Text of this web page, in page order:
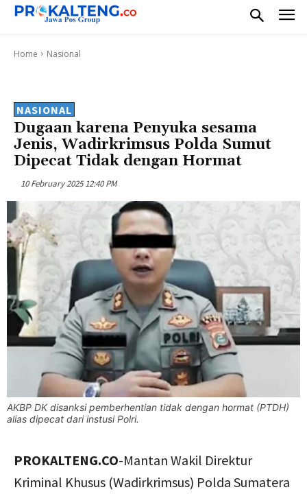
Home Nasional
NASIONAL
Dugaan karena Penyuka sesama
Jenis, Wadirkrimsus Polda Sumut
Dipecat Tidak dengan Hormat
10 February 2025 12:40 PM
AKBP DK disanksi pemberhentian tidak dengan hormat (PTDH)
alias dipecat dari instusi Polri.
PROKALTENG.CO-Mantan Wakil Direktur
Kriminal Khusus (Wadirkrimsus) Polda Sumatera